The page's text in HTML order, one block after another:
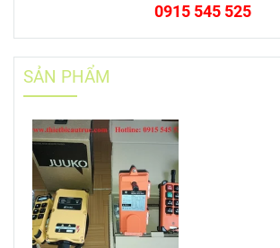
0915 545 525
SẢN PHẨM